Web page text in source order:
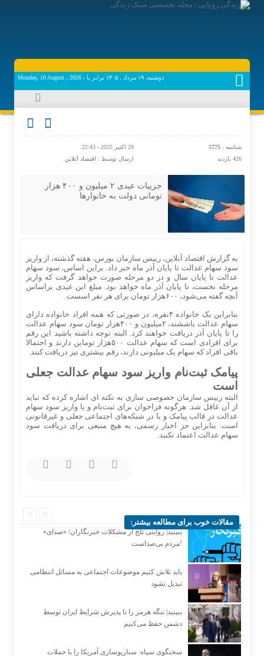
دوشنبه, ۱۹ مرداد , ۱۴۰۵ برابر با - Monday, 10 August , 2026
شناسه : 5775
29 اکتبر 2025 - 22:43
426 بازدید
ارسال توسط : اقتصاد آنلاین
جزییات عیدی ۲ میلیون و ۴۰۰ هزار
تومانی دولت به خانوارها
به گزارش اقتصاد آنلاین، رییس سازمان بورس، هفته گذشته، از واریز
سود سهام عدالت تا پایان آذر ماه خبر داد. براین اساس، سود سهام
عدالت تا پایان سال و در دو مرحله صورت خواهد گرفت که واریز
مرحله نخست، تا پایان آذر ماه خواهد بود. مبلغ این عیدی براساس
آنچه گفته می‌شود، ۶۰۰هزار تومان برای هر نفر اسست.
بنابراین یک خانواده ۴نفره، در صورتی که همه افراد خانواده دارای
سهام عدالت باششند، ۲میلیون و ۴۰۰هزار تومان سود سهام عدالت
را تا پایان آذر دریافت خواهند کرد. البته توجه داشته باشید این رقم
برای افرادی است که سهام عدالت ۵۰۰هزار توماین دارند و احتمالا
باقی افراد که سهام یک میلیونی دارند، رقم بیشتری نیز دریافت کنند.
پیامک‌ ثبت‌نام واریز سود سهام عدالت جعلی
است
البته رییس سازمان خصوصی سازی به نکته ای اشاره کرده که نباید
از آن غافل شد. هرگونه فراخوان برای ثبت‌نام و یا واریز سود سهام
عدالت در قالب پیامک و یا در شبکه‌های اجتماعی جعلی و غیرقانونی
است. بنابراین جز اخبار رسمی، به هیچ منبعی برای دریافت سود
سهام عدالت اعتماد نکنید.
مقالات خوب برای مطالعه بیشتر:
ببینید| روایتی تلخ از مشکلات خبرنگاران/ «صدای»
‌مردم بی‌صدا‌ست!
باید تلاش کنیم موضوعات اجتماعی به مسائل انتظامی
تبدیل نشود
ببینید| تنگه هرمز را تا پذیرش شرایط ایران توسط
دشمن حفظ می‌کنیم
سخنگوی سپاه: سناریوسازی آمریکا را با حملات